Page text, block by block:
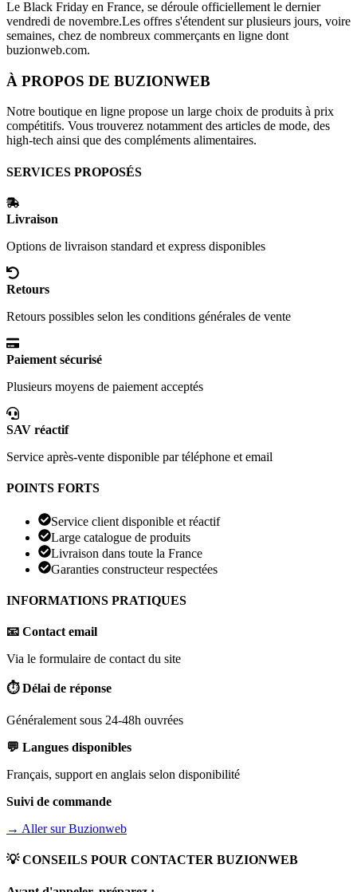
Le Black Friday en France, se déroule officiellement le dernier
vendredi de novembre.Les offres s'étendent sur plusieurs jours, voire
semaines, chez de nombreux commerçants en ligne dont
buzionweb.com.
À PROPOS DE BUZIONWEB
Notre boutique en ligne propose un large choix de produits à prix
compétitifs. Vous trouverez notamment des articles de mode, des
high-tech ainsi que des compléments alimentaires.
SERVICES PROPOSÉS
Livraison
Options de livraison standard et express disponibles
Retours
Retours possibles selon les conditions générales de vente
Paiement sécurisé
Plusieurs moyens de paiement acceptés
SAV réactif
Service après-vente disponible par téléphone et email
POINTS FORTS
Service client disponible et réactif
Large catalogue de produits
Livraison dans toute la France
Garanties constructeur respectées
INFORMATIONS PRATIQUES
📧 Contact email
Via le formulaire de contact du site
⏱️ Délai de réponse
Généralement sous 24-48h ouvrées
💬 Langues disponibles
Français, support en anglais selon disponibilité
Suivi de commande
→ Aller surBuzionweb
💡 CONSEILS POUR CONTACTER BUZIONWEB